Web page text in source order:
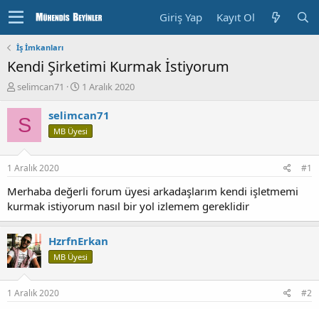
Giriş Yap Kayıt Ol
İş İmkanları
Kendi Şirketimi Kurmak İstiyorum
K
n
u
b
a
ş
a
a
n
selimcan71
B
ş
l
a
ç
a
i
h
i
1 Aralık 2020
S selimcan71
MB Üyesi
1 Aralık 2020 #1
Merhaba değerli forum üyesi arkadaşlarım kendi işletmemi
kurmak istiyorum nasıl bir yol izlemem gereklidir
HzrfnErkan
MB Üyesi
1 Aralık 2020 #2